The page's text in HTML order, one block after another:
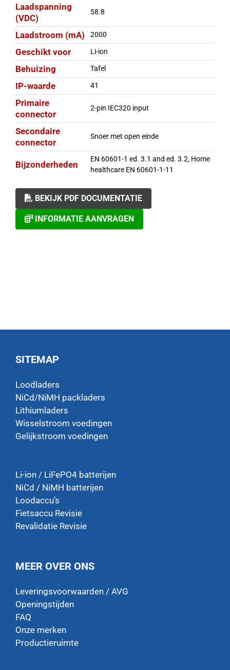
Laadspanning
(VDC)
58.8
Laadstroom (mA) 2000
Geschikt voor Li-ion
Behuizing Tafel
IP-waarde 41
Primaire
connector
2-pin IEC320 input
Secondaire
connector
Snoer met open einde
Bijzonderheden
EN 60601-1 ed. 3.1 and ed. 3.2, Home
healthcare EN 60601-1-11
BEKIJK PDF DOCUMENTATIE
INFORMATIE AANVRAGEN
SITEMAP
Loodladers
NiCd/NiMH packladers
Lithiumladers
Wisselstroom voedingen
Gelijkstroom voedingen
Li-ion / LiFePO4 batterijen
NiCd / NiMH batterijen
Loodaccu’s
Fietsaccu Revisie
Revalidatie Revisie
MEER OVER ONS
Leveringsvoorwaarden / AVG
Openingstijden
FAQ
Onze merken
Productieruimte